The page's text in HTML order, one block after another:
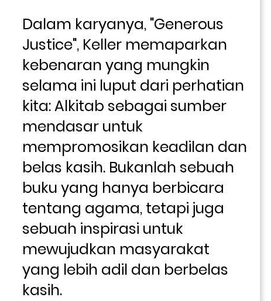
Dalam karyanya, "Generous
Justice", Keller memaparkan
kebenaran yang mungkin
selama ini luput dari perhatian
kita: Alkitab sebagai sumber
mendasar untuk
mempromosikan keadilan dan
belas kasih. Bukanlah sebuah
buku yang hanya berbicara
tentang agama, tetapi juga
sebuah inspirasi untuk
mewujudkan masyarakat
yang lebih adil dan berbelas
kasih.